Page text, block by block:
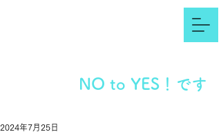
NO to YES！です
2024年7月25日